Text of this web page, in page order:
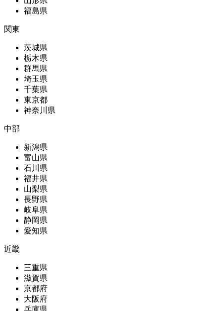
福島県
関東
茨城県
栃木県
群馬県
埼玉県
千葉県
東京都
神奈川県
中部
新潟県
富山県
石川県
福井県
山梨県
長野県
岐阜県
静岡県
愛知県
近畿
三重県
滋賀県
京都府
大阪府